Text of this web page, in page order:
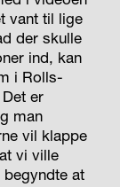
vant til lige
der skulle
ind, kan
i Rolls-
er
man
vil klappe
vi ville
at